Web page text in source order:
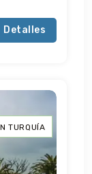
Detalles
TURQUÍA